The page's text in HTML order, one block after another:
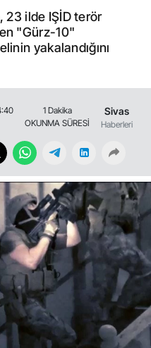
23 ilde IŞİD terör
"Gürz-10"
yakalandığını
1 Dakika
OKUNMA SÜRESİ
Sivas
Haberleri